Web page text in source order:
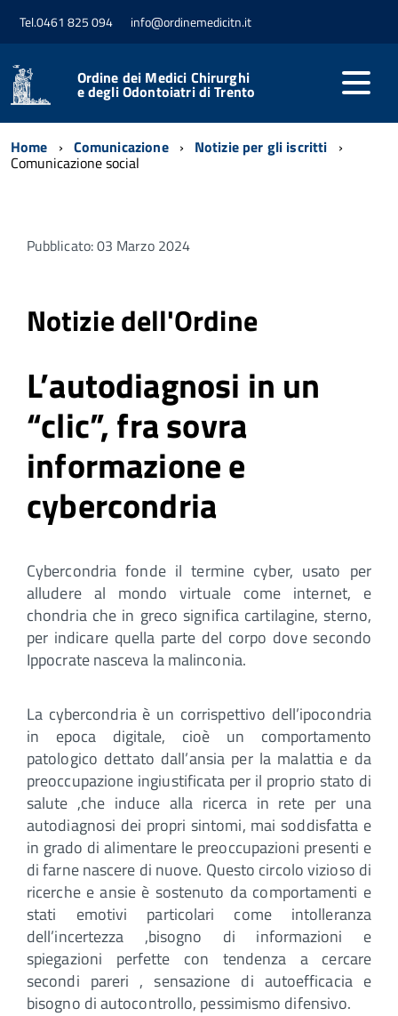
Tel.0461 825 094 info@ordinemedicitn.it
Ordine dei Medici Chirurghi
e degli Odontoiatri di Trento
Home Comunicazione Notizie per gli iscritti
Comunicazione social
Pubblicato: 03 Marzo 2024
Notizie dell'Ordine
L’autodiagnosi in un
“clic”, fra sovra
informazione e
cybercondria
Cybercondria fonde il termine cyber, usato per
alludere al mondo virtuale come internet, e
chondria che in greco significa cartilagine, sterno,
per indicare quella parte del corpo dove secondo
Ippocrate nasceva la malinconia.
La cybercondria è un corrispettivo dell’ipocondria
in epoca digitale, cioè un comportamento
patologico dettato dall’ansia per la malattia e da
preoccupazione ingiustificata per il proprio stato di
salute ,che induce alla ricerca in rete per una
autodiagnosi dei propri sintomi, mai soddisfatta e
in grado di alimentare le preoccupazioni presenti e
di farne nascere di nuove. Questo circolo vizioso di
ricerche e ansie è sostenuto da comportamenti e
stati emotivi particolari come intolleranza
dell’incertezza ,bisogno di informazioni e
spiegazioni perfette con tendenza a cercare
secondi pareri , sensazione di autoefficacia e
bisogno di autocontrollo, pessimismo difensivo.